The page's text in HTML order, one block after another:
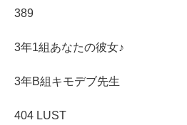
389
3年1組あなたの彼女♪
3年B組キモデブ先生
404 LUST